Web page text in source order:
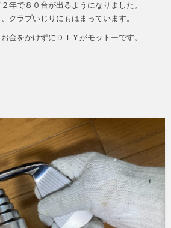
年で８０台が出るようになりました。
クラブいじりにもはまっています。
金をかけずにＤＩＹがモットーです。